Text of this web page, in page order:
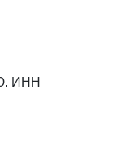
ИНН